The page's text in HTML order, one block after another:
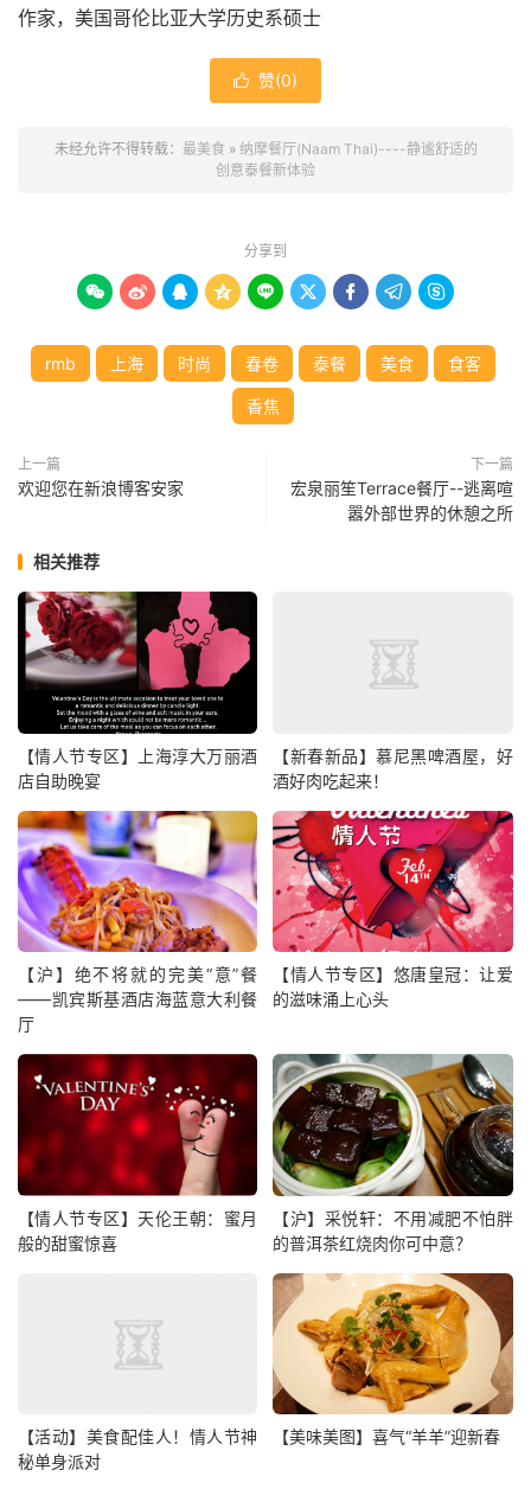
作家，美国哥伦比亚大学历史系硕士
 赞(0)
未经允许不得转载： 最美食 » 纳摩餐厅(Naam Thai)----静谧舒适的
创意泰餐新体验
分享到
        
rmb 上海 时尚 春卷 泰餐 美食 食客
香焦
上一篇
欢迎您在新浪博客安家
下一篇
宏泉丽笙Terrace餐厅--逃离喧
嚣外部世界的休憩之所
相关推荐
【情人节专区】上海淳大万丽酒
店自助晚宴
【新春新品】慕尼黑啤酒屋，好
酒好肉吃起来！
【沪】绝不将就的完美“意”餐
——凯宾斯基酒店海蓝意大利餐
厅
【情人节专区】悠唐皇冠：让爱
的滋味涌上心头
【情人节专区】天伦王朝：蜜月
般的甜蜜惊喜
【沪】采悦轩：不用减肥不怕胖
的普洱茶红烧肉你可中意？
【活动】美食配佳人！情人节神
秘单身派对
【美味美图】喜气“羊羊”迎新春